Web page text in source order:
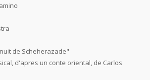
de Scheherazade"
d'apres un conte oriental, de Carlos